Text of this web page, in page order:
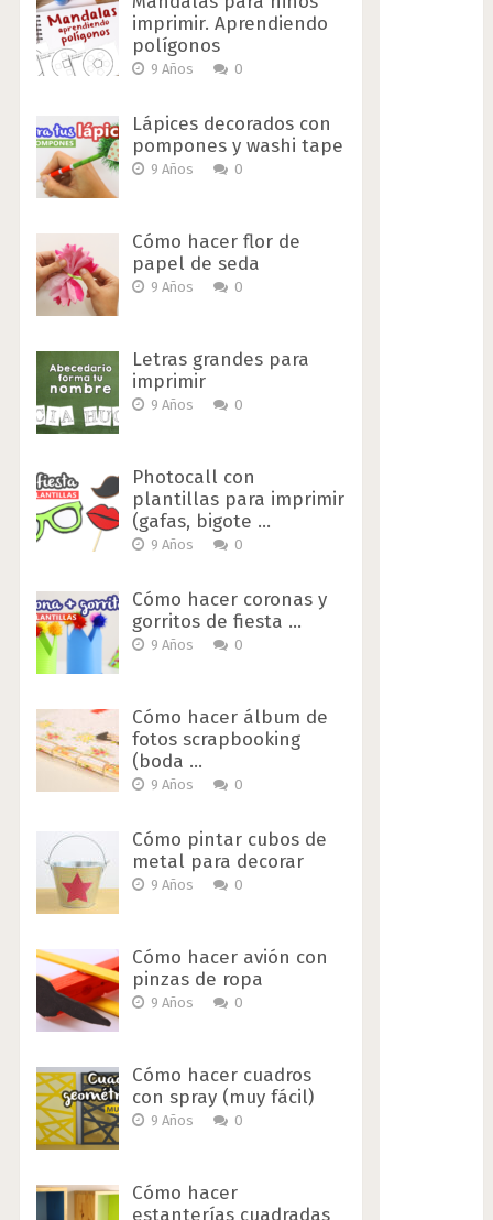
imprimir. Aprendiendo
polígonos
9 Años 0
Lápices decorados con
pompones y washi tape
9 Años 0
Cómo hacer flor de
papel de seda
9 Años 0
Letras grandes para
imprimir
9 Años 0
Photocall con
plantillas para imprimir
(gafas, bigote …
9 Años 0
Cómo hacer coronas y
gorritos de fiesta …
9 Años 0
Cómo hacer álbum de
fotos scrapbooking
(boda …
9 Años 0
Cómo pintar cubos de
metal para decorar
9 Años 0
Cómo hacer avión con
pinzas de ropa
9 Años 0
Cómo hacer cuadros
con spray (muy fácil)
9 Años 0
Cómo hacer
estanterías cuadradas